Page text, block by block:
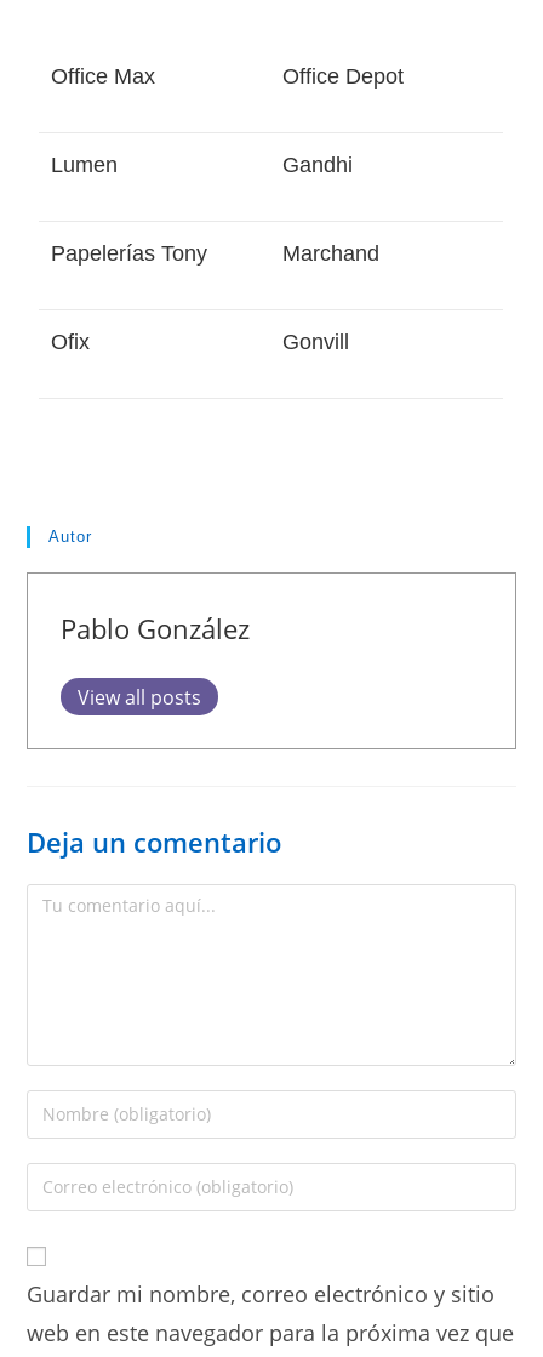
Office Max Office Depot
Lumen Gandhi
Papelerías Tony Marchand
Ofix Gonvill
Autor
Pablo González
View all posts
Deja un comentario
Guardar mi nombre, correo electrónico y sitio
web en este navegador para la próxima vez que